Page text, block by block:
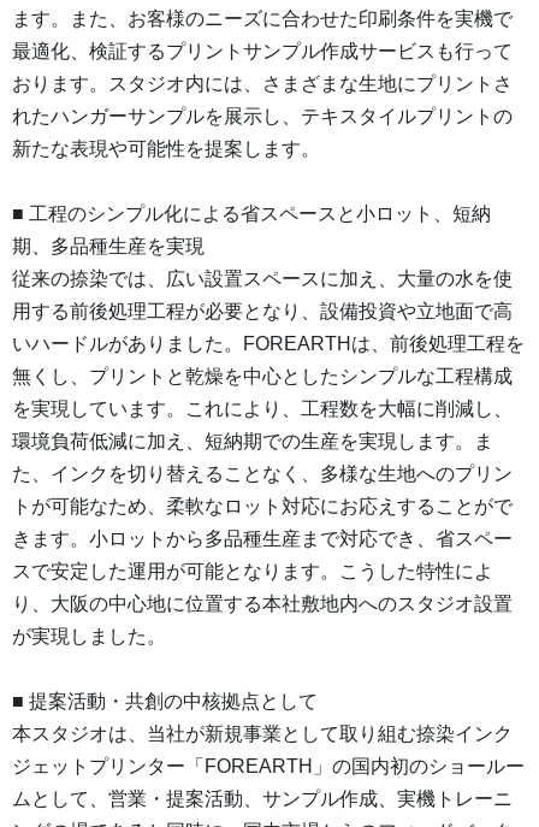
ます。また、お客様のニーズに合わせた印刷条件を実機で
最適化、検証するプリントサンプル作成サービスも行って
おります。スタジオ内には、さまざまな生地にプリントさ
れたハンガーサンプルを展示し、テキスタイルプリントの
新たな表現や可能性を提案します。
■ 工程のシンプル化による省スペースと小ロット、短納
期、多品種生産を実現
従来の捺染では、広い設置スペースに加え、大量の水を使
用する前後処理工程が必要となり、設備投資や立地面で高
いハードルがありました。FOREARTHは、前後処理工程を
無くし、プリントと乾燥を中心としたシンプルな工程構成
を実現しています。これにより、工程数を大幅に削減し、
環境負荷低減に加え、短納期での生産を実現します。ま
た、インクを切り替えることなく、多様な生地へのプリン
トが可能なため、柔軟なロット対応にお応えすることがで
きます。小ロットから多品種生産まで対応でき、省スペー
スで安定した運用が可能となります。こうした特性によ
り、大阪の中心地に位置する本社敷地内へのスタジオ設置
が実現しました。
■ 提案活動・共創の中核拠点として
本スタジオは、当社が新規事業として取り組む捺染インク
ジェットプリンター「FOREARTH」の国内初のショールー
ムとして、営業・提案活動、サンプル作成、実機トレーニ